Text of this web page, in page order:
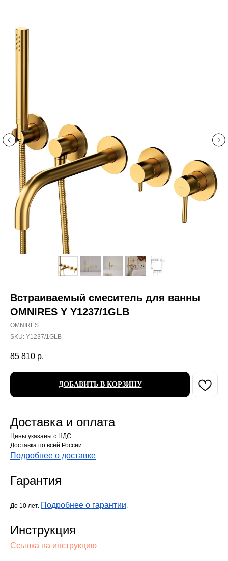
Встраиваемый смеситель для ванны
OMNIRES Y Y1237/1GLB
OMNIRES
SKU: Y1237/1GLB
85 810 р.
ДОБАВИТЬ В КОРЗИНУ
Доставка и оплата
Цены указаны с НДС
Доставка по всей России
Подробнее о доставке.
Гарантия
До 10 лет. Подробнее о гарантии.
Инструкция
Ссылка на инструкцию.